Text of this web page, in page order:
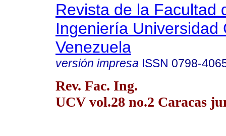
Revista de la Facultad
Ingeniería Universidad
Venezuela
versión impresa ISSN 0798-
Rev. Fac. Ing.
UCV vol.28 no.2 Caracas